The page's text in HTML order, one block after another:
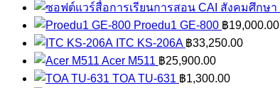
Proedu1 GE-800 ฿19,000.00
ITC KS-206A ฿33,250.00
Acer M511 ฿25,900.00
TOA TU-631 ฿1,300.00